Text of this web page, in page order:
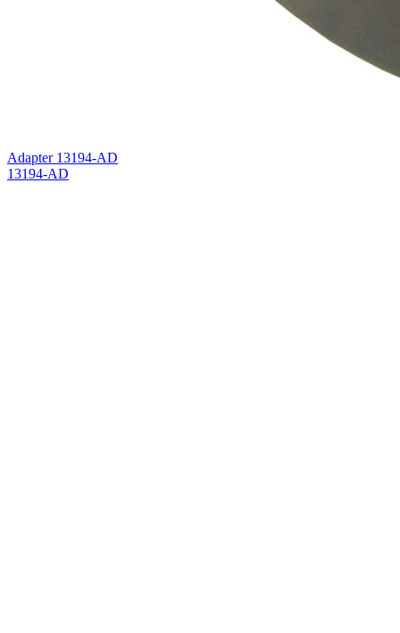
Adapter 13194-AD
13194-AD